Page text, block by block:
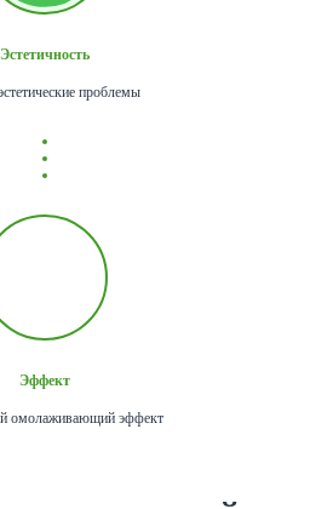
Эстетичность
проблемы
Эффект
омолаживающий эффект